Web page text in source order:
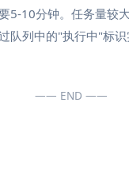
5-10分钟。任务量较
队列中的"执行中"标
—— END ——